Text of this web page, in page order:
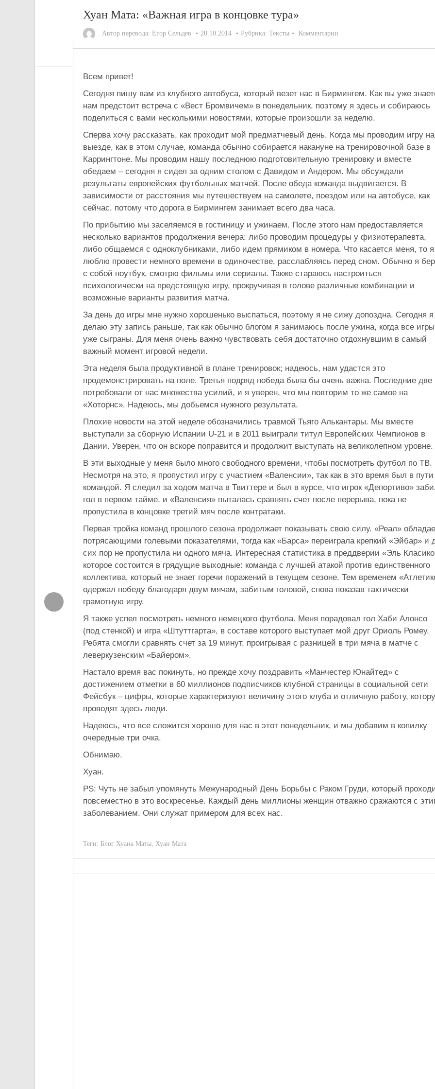
Хуан Мата: «Важная игра в концовке тура»
Автор перевода: Егор Сельдев 20.10.2014 Рубрика: Тексты Комментарии
Всем привет!
Сегодня пишу вам из клубного автобуса, который везет нас в Бирмингем. Как вы уже
нам предстоит встреча с «Вест Бромвичем» в понедельник, поэтому я здесь и собираюсь
поделиться с вами несколькими новостями, которые произошли за неделю.
Сперва хочу рассказать, как проходит мой предматчевый день. Когда мы проводим игру на
выезде, как в этом случае, команда обычно собирается накануне на тренировочной базе в
Каррингтоне. Мы проводим нашу последнюю подготовительную тренировку и вместе
обедаем – сегодня я сидел за одним столом с Давидом и Андером. Мы обсуждали
результаты европейских футбольных матчей. После обеда команда выдвигается. В
зависимости от расстояния мы путешествуем на самолете, поездом или на автобусе, как
сейчас, потому что дорога в Бирмингем занимает всего два часа.
По прибытию мы заселяемся в гостиницу и ужинаем. После этого нам предоставляется
несколько вариантов продолжения вечера: либо проводим процедуры у физиотерапевта,
либо общаемся с одноклубниками, либо идем прямиком в номера. Что касается меня, то я
люблю провести немного времени в одиночестве, расслабляясь перед сном. Обычно я
с собой ноутбук, смотрю фильмы или сериалы. Также стараюсь настроиться
психологически на предстоящую игру, прокручивая в голове различные комбинации и
возможные варианты развития матча.
За день до игры мне нужно хорошенько выспаться, поэтому я не сижу допоздна. Сегодня я
делаю эту запись раньше, так как обычно блогом я занимаюсь после ужина, когда все игры
уже сыграны. Для меня очень важно чувствовать себя достаточно отдохнувшим в самый
важный момент игровой недели.
Эта неделя была продуктивной в плане тренировок; надеюсь, нам удастся это
продемонстрировать на поле. Третья подряд победа была бы очень важна. Последние две
потребовали от нас множества усилий, и я уверен, что мы повторим то же самое на
«Хоторнс». Надеюсь, мы добьемся нужного результата.
Плохие новости на этой неделе обозначились травмой Тьяго Алькантары. Мы вместе
выступали за сборную Испании U-21 и в 2011 выиграли титул Европейских Чемпионов в
Дании. Уверен, что он вскоре поправится и продолжит выступать на великолепном уровне.
В эти выходные у меня было много свободного времени, чтобы посмотреть футбол по ТВ.
Несмотря на это, я пропустил игру с участием «Валенсии», так как в это время был в
командой. Я следил за ходом матча в Твиттере и был в курсе, что игрок «Депортиво»
гол в первом тайме, и «Валенсия» пыталась сравнять счет после перерыва, пока не
пропустила в концовке третий мяч после контратаки.
Первая тройка команд прошлого сезона продолжает показывать свою силу. «Реал»
потрясающими голевыми показателями, тогда как «Барса» переиграла крепкий «Эйбар» и
сих пор не пропустила ни одного мяча. Интересная статистика в преддверии «Эль
которое состоится в грядущие выходные: команда с лучшей атакой против единственного
коллектива, который не знает горечи поражений в текущем сезоне. Тем временем
одержал победу благодаря двум мячам, забитым головой, снова показав тактически
грамотную игру.
Я также успел посмотреть немного немецкого футбола. Меня порадовал гол Хаби Алонсо
(под стенкой) и игра «Штуттгарта», в составе которого выступает мой друг Ориоль Ромеу.
Ребята смогли сравнять счет за 19 минут, проигрывая с разницей в три мяча в матче с
леверкузенским «Байером».
Настало время вас покинуть, но прежде хочу поздравить «Манчестер Юнайтед» с
достижением отметки в 60 миллионов подписчиков клубной страницы в социальной сети
Фейсбук – цифры, которые характеризуют величину этого клуба и отличную работу,
проводят здесь люди.
Надеюсь, что все сложится хорошо для нас в этот понедельник, и мы добавим в копилку
очередные три очка.
Обнимаю.
Хуан.
PS: Чуть не забыл упомянуть Межународный День Борьбы с Раком Груди, который
повсеместно в это воскресенье. Каждый день миллионы женщин отважно сражаются с
заболеванием. Они служат примером для всех нас.
Теги: Блог Хуана Маты, Хуан Мата